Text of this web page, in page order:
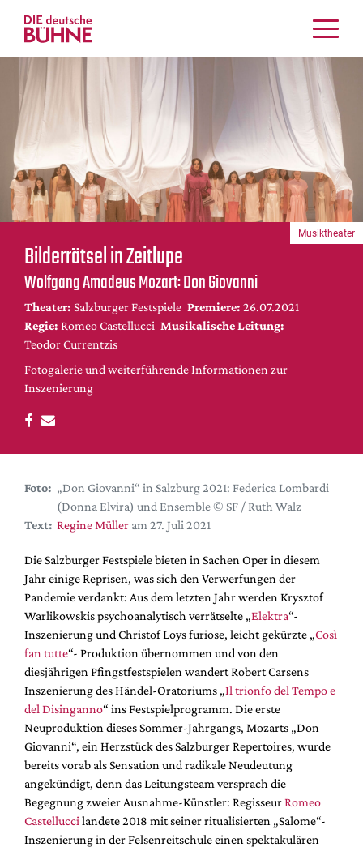
Kritiken
Schauspiel
Musiktheater
Tanz
Crossover
Bühnenwelt
Festivals & Veranstaltungen
Menschen & Theater
Themen
Internationales
Nachrufe
Medientipps
DdB-map
Kalender
Premierensuche
Festival-Planer
Hefte
Alle Hefte
Leseproben
Podcast
Service
Shop / Abo
Newsletter
Redaktion
Autor:innen
Partner
Mediadaten
Suche
Bilderrätsel in Zeitlupe
Wolfgang Amadeus Mozart: Don Giovanni
Theater: Salzburger Festspiele Premiere: 26.07.2021
Regie: Romeo Castellucci Musikalische Leitung:
Teodor Currentzis
Fotogalerie und weiterführende Informationen zur
Inszenierung
Musiktheater
Foto: „Don Giovanni“ in Salzburg 2021: Federica Lombardi
(Donna Elvira) und Ensemble © SF / Ruth Walz
Text: Regine Müller am 27. Juli 2021
Die Salzburger Festspiele bieten in Sachen Oper in diesem
Jahr einige Reprisen, was sich den Verwerfungen der
Pandemie verdankt: Aus dem letzten Jahr werden Krysztof
Warlikowskis psychoanalytisch verrätselte „Elektra“-
Inszenierung und Christof Loys furiose, leicht gekürzte „Così
fan tutte“- Produktion übernommen und von den
diesjährigen Pfingstfestspielen wandert Robert Carsens
Inszenierung des Händel-Oratoriums „Il trionfo del Tempo e
del Disinganno“ ins Festspielprogramm. Die erste
Neuproduktion dieses Sommer-Jahrgangs, Mozarts „Don
Giovanni“, ein Herzstück des Salzburger Repertoires, wurde
bereits vorab als Sensation und radikale Neudeutung
angekündigt, denn das Leitungsteam versprach die
Begegnung zweier Ausnahme-Künstler: RegisseurRomeo
Castellucci landete 2018 mit seiner ritualisierten „Salome“-
Inszenierung in der Felsenreitschule einen spektakulären